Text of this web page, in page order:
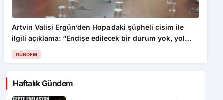
Artvin Valisi Ergün’den Hopa’daki şüpheli cisim ile
ilgili açıklama: “Endişe edilecek bir durum yok, yol
yeniden trafiğe açıldı”
GÜNDEM
Haftalık Gündem